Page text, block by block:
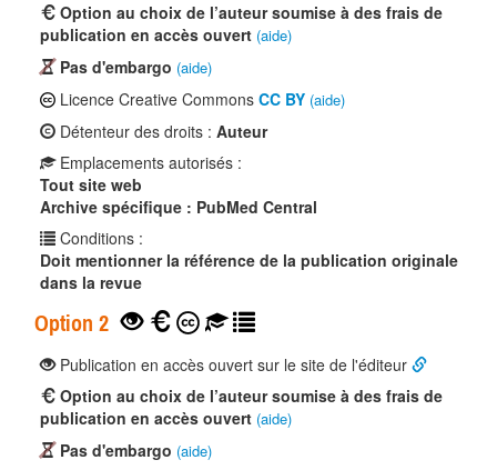
Option au choix de l’auteur soumise à des frais de
publication en accès ouvert (aide)
Pas d'embargo (aide)
Licence Creative Commons CC BY (aide)
Détenteur des droits : Auteur
Emplacements autorisés :
Tout site web
Archive spécifique : PubMed Central
Conditions :
Doit mentionner la référence de la publication originale
dans la revue
Option 2
Publication en accès ouvert sur le site de l'éditeur
Option au choix de l’auteur soumise à des frais de
publication en accès ouvert (aide)
Pas d'embargo (aide)